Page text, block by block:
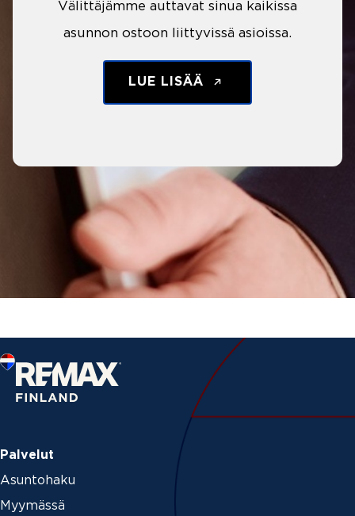
Välittäjämme auttavat sinua kaikissa
asunnon ostoon liittyvissä asioissa.
LUE LISÄÄ
Palvelut
Asuntohaku
Myymässä